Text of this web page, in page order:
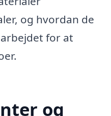
og hvordan de
for at
og